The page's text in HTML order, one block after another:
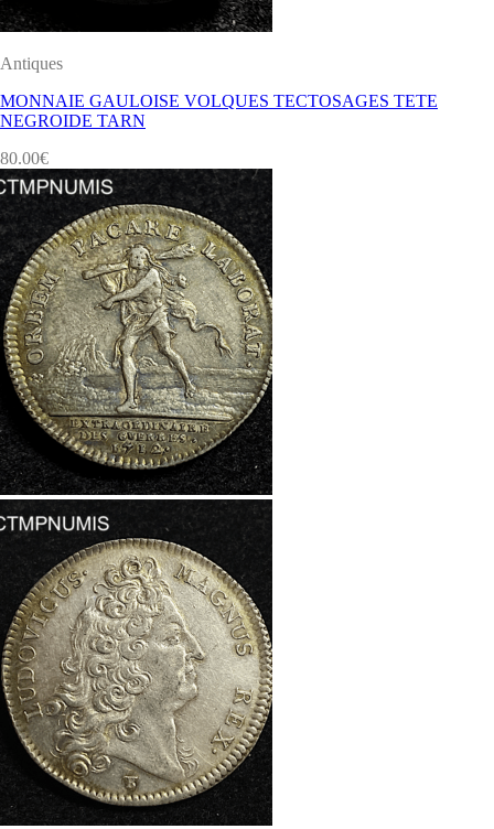
Antiques
MONNAIE GAULOISE VOLQUES TECTOSAGES TETE
NEGROIDE TARN
80.00€